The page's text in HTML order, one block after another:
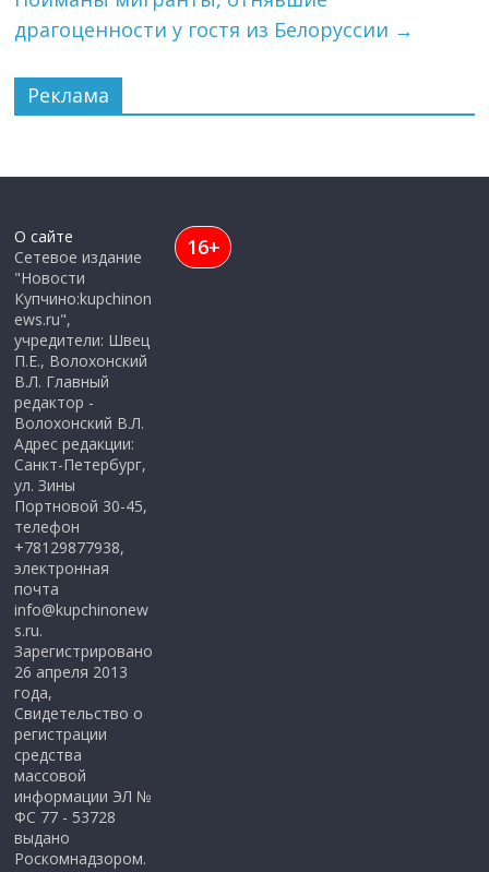
драгоценности у гостя из Белоруссии →
Реклама
О сайте
Сетевое издание
"Новости
Купчино:kupchinon
ews.ru",
учредители: Швец
П.Е., Волохонский
В.Л. Главный
редактор -
Волохонский В.Л.
Адрес редакции:
Санкт-Петербург,
ул. Зины
Портновой 30-45,
телефон
+78129877938,
электронная
почта
info@kupchinonew
s.ru.
Зарегистрировано
26 апреля 2013
года,
Свидетельство о
регистрации
средства
массовой
информации ЭЛ №
ФС 77 - 53728
выдано
Роскомнадзором.
16+